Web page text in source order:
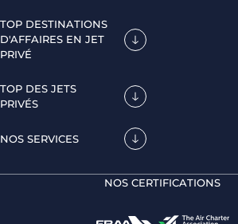
TOP DESTINATIONS
D'AFFAIRES EN JET
PRIVÉ
TOP DES JETS
PRIVÉS
NOS SERVICES
NOS CERTIFICATIONS